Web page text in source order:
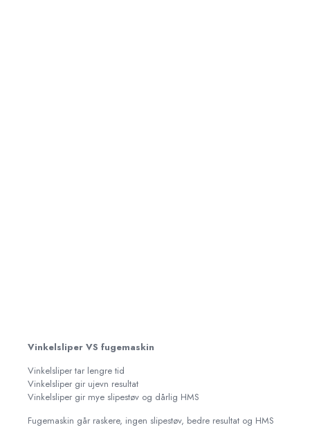
Vinkelsliper VS fugemaskin
Vinkelsliper tar lengre tid
Vinkelsliper gir ujevn resultat
Vinkelsliper gir mye slipestøv og dårlig HMS
Fugemaskin går raskere, ingen slipestøv, bedre resultat og HMS